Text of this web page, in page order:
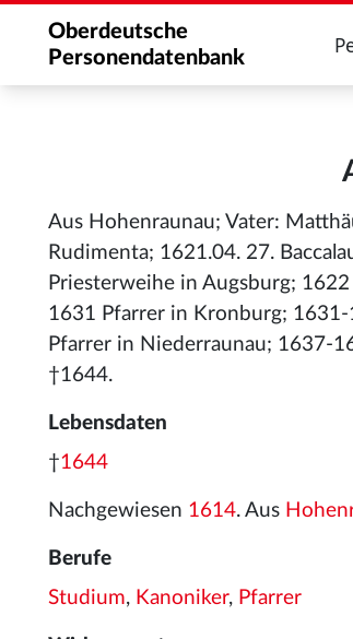
Oberdeutsche
Personendatenbank
Aus Hohenraunau; Vater:
Rudimenta; 1621.04. 27.
Priesterweihe in Augsburg;
1631 Pfarrer in Kronburg;
Pfarrer in Niederraunau; 1637-
†1644.
Lebensdaten
†1644
Nachgewiesen 1614. Aus
Berufe
Studium, Kanoniker, Pfarrer